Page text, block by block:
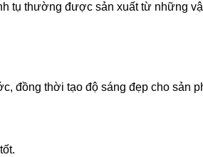
tụ thường được sản xuất từ những
đồng thời tạo độ sáng đẹp cho sản